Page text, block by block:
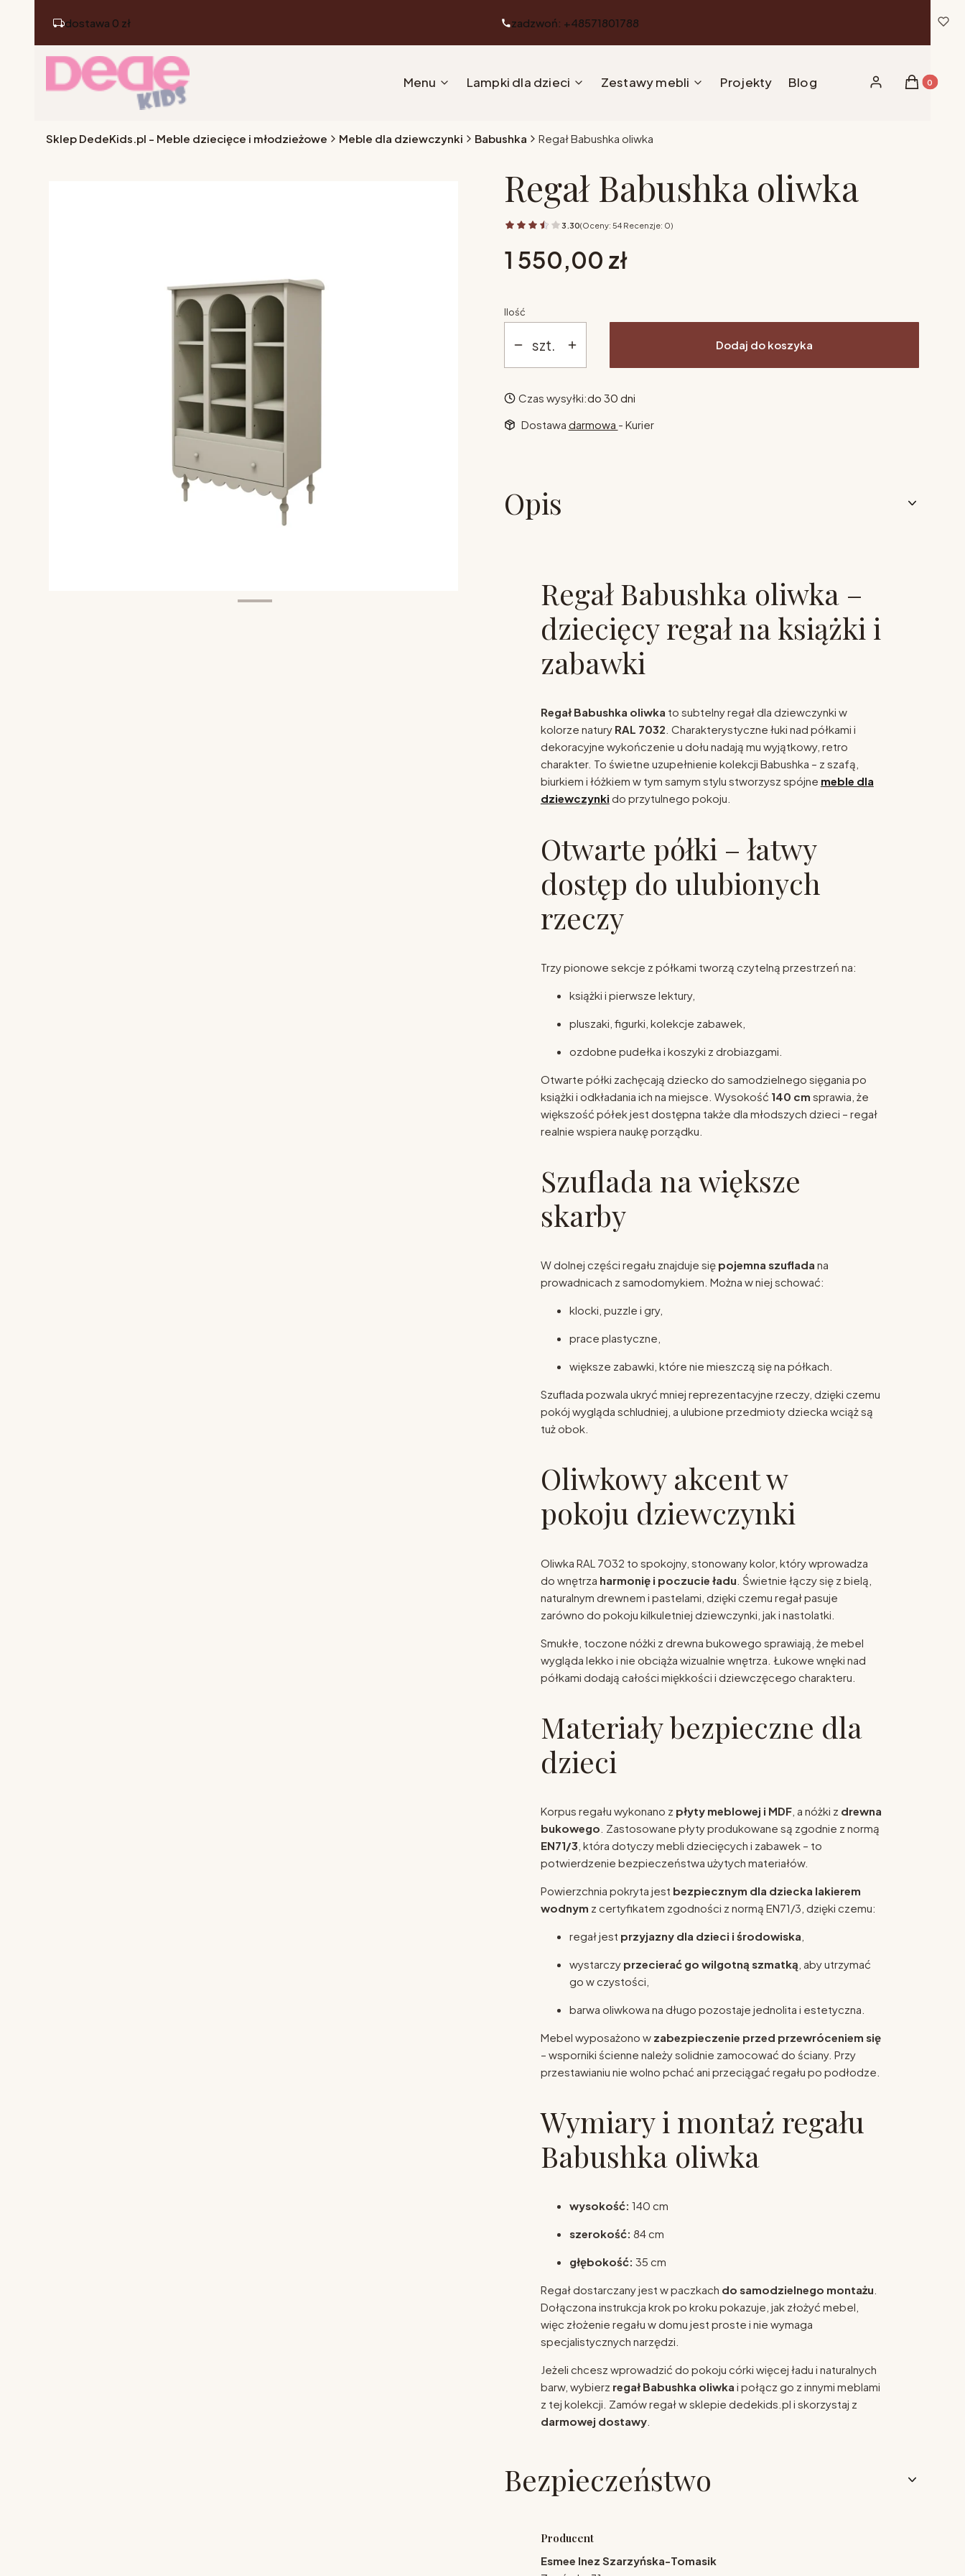
dostawa 0 zł zadzwoń: +48571801788
Menu Lampki dla dzieci Zestawy mebli Projekty Blog Zaloguj sięProdukty
Koszyk
Sklep DedeKids.pl - Meble dziecięce i młodzieżowe Meble dla dziewczynki Babushka Regał Babushka oliwka
Regał Babushka oliwka
3.30(Oceny: 54 Recenzje: 0)
Cena
1 550,00 zł
Ilość
szt. Dodaj do koszyka
Czas wysyłki:do 30 dni
Dostawa darmowa - Kurier
Opis
Regał Babushka oliwka –
dziecięcy regał na książki i
zabawki
Regał Babushka oliwka to subtelny regał dla dziewczynki w
kolorze natury RAL 7032 . Charakterystyczne łuki nad półkami i
dekoracyjne wykończenie u dołu nadają mu wyjątkowy, retro
charakter. To świetne uzupełnienie kolekcji Babushka – z szafą,
biurkiem i łóżkiem w tym samym stylu stworzysz spójne meble dla
dziewczynki do przytulnego pokoju.
Otwarte półki – łatwy
dostęp do ulubionych
rzeczy
Trzy pionowe sekcje z półkami tworzą czytelną przestrzeń na:
książki i pierwsze lektury,
pluszaki, figurki, kolekcje zabawek,
ozdobne pudełka i koszyki z drobiazgami.
Otwarte półki zachęcają dziecko do samodzielnego sięgania po
książki i odkładania ich na miejsce. Wysokość 140 cm sprawia, że
większość półek jest dostępna także dla młodszych dzieci – regał
realnie wspiera naukę porządku.
Szuflada na większe
skarby
W dolnej części regału znajduje się pojemna szuflada na
prowadnicach z samodomykiem. Można w niej schować:
klocki, puzzle i gry,
prace plastyczne,
większe zabawki, które nie mieszczą się na półkach.
Szuflada pozwala ukryć mniej reprezentacyjne rzeczy, dzięki czemu
pokój wygląda schludniej, a ulubione przedmioty dziecka wciąż są
tuż obok.
Oliwkowy akcent w
pokoju dziewczynki
Oliwka RAL 7032 to spokojny, stonowany kolor, który wprowadza
do wnętrza harmonię i poczucie ładu . Świetnie łączy się z bielą,
naturalnym drewnem i pastelami, dzięki czemu regał pasuje
zarówno do pokoju kilkuletniej dziewczynki, jak i nastolatki.
Smukłe, toczone nóżki z drewna bukowego sprawiają, że mebel
wygląda lekko i nie obciąża wizualnie wnętrza. Łukowe wnęki nad
półkami dodają całości miękkości i dziewczęcego charakteru.
Materiały bezpieczne dla
dzieci
Korpus regału wykonano z płyty meblowej i MDF, a nóżki z drewna
bukowego . Zastosowane płyty produkowane są zgodnie z normą
EN71/3 , która dotyczy mebli dziecięcych i zabawek – to
potwierdzenie bezpieczeństwa użytych materiałów.
Powierzchnia pokryta jest bezpiecznym dla dziecka lakierem
wodnym z certyfikatem zgodności z normą EN71/3, dzięki czemu:
regał jest przyjazny dla dzieci i środowiska
wystarczy przecierać go wilgotną szmatką , aby utrzymać
go w czystości,
barwa oliwkowa na długo pozostaje jednolita i estetyczna.
Mebel wyposażono w zabezpieczenie przed przewróceniem się
– wsporniki ścienne należy solidnie zamocować do ściany. Przy
przestawianiu nie wolno pchać ani przeciągać regału po podłodze.
Wymiary i montaż regału
Babushka oliwka
wysokość: 140 cm
szerokość: 84 cm
głębokość: 35 cm
Regał dostarczany jest w paczkach do samodzielnego montażu
Dołączona instrukcja krok po kroku pokazuje, jak złożyć mebel,
więc złożenie regału w domu jest proste i nie wymaga
specjalistycznych narzędzi.
Jeżeli chcesz wprowadzić do pokoju córki więcej ładu i naturalnych
barw, wybierz regał Babushka oliwka i połącz go z innymi meblami
z tej kolekcji. Zamów regał w sklepie dedekids.pl i skorzystaj z
darmowej dostawy.
Bezpieczeństwo
Producent
Esmee Inez Szarzyńska-Tomasik